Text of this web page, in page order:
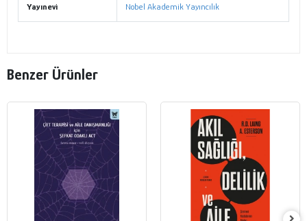
Yayınevi Nobel Akademik Yayıncılık
Benzer Ürünler